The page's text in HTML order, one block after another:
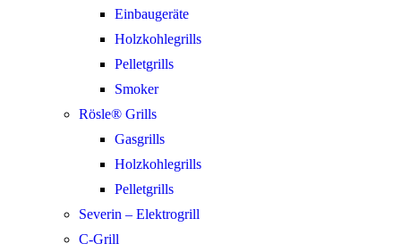
Einbaugeräte
Holzkohlegrills
Pelletgrills
Smoker
Rösle® Grills
Gasgrills
Holzkohlegrills
Pelletgrills
Severin – Elektrogrill
C-Grill